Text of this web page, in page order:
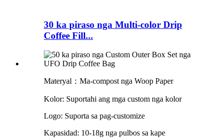
30 ka piraso nga Multi-color Drip
Coffee Fill...
Materyal：Ma-compost nga Woop Paper
Kolor: Suportahi ang mga custom nga kolor
Logo: Suporta sa pag-customize
Kapasidad: 10-18g nga pulbos sa kape